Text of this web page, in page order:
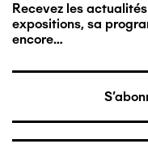
Recevez les
expositions, sa
encore…